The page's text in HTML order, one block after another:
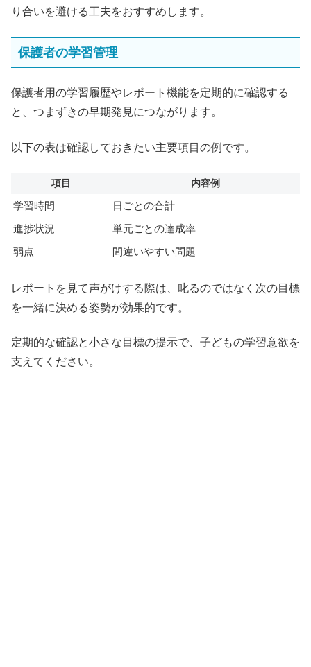
り合いを避ける工夫をおすすめします。
保護者の学習管理
保護者用の学習履歴やレポート機能を定期的に確認する
と、つまずきの早期発見につながります。
以下の表は確認しておきたい主要項目の例です。
項目 内容例
学習時間
日ごとの合計
進捗状況
単元ごとの達成率
弱点
間違いやすい問題
レポートを見て声がけする際は、叱るのではなく次の目標
を一緒に決める姿勢が効果的です。
定期的な確認と小さな目標の提示で、子どもの学習意欲を
支えてください。